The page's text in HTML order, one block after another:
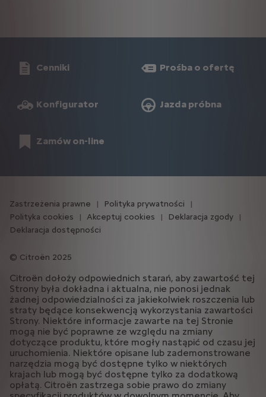
Cenniki Prośba o ofertę
Konfigurator Jazda próbna
Zamów on-line
Citroën 2025
Zastrzeżenia prawne
Polityka prywatności
Polityka cookies
Akceptuj cookies
Deklaracja zgody
Deklaracja dostępności
Citroën dołoży odpowiednich starań, aby zawartość tej
Strony była dokładna i aktualna, nie ponosi jednak
żadnej odpowiedzialności za jakiekolwiek roszczenia lub
straty będące konsekwencją wykorzystania zawartości
Strony. Niektóre informacje zawarte na tej Stronie
mogą nie być poprawne ze względu na zmiany
dotyczące produktu, które mogły nastąpić od czasu jej
uruchomienia. Niektóre opisane lub zademonstrowane
narzędzia mogą być dostępne tylko w niektórych
krajach lub mogą być dostępne tylko za dodatkową
opłatą. Citroën zastrzega sobie prawo do zmiany